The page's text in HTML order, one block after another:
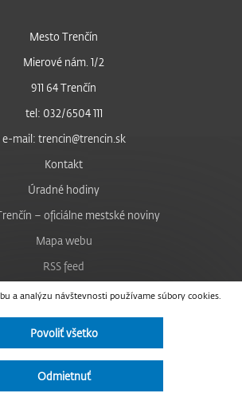
a analýzu návštevnosti používame súbory cookies.
Povoliť všetko
Odmietnuť
Mesto Trenčín
Mierové nám. 1/2
911 64 Trenčín
tel: 032/6504 111
e-mail: trencin@trencin.sk
Kontakt
Úradné hodiny
– oficiálne mestské noviny
Mapa webu
RSS feed
Nastavenie cookies
Facebook
Instagram
Vyhlásenie o prístupnosti